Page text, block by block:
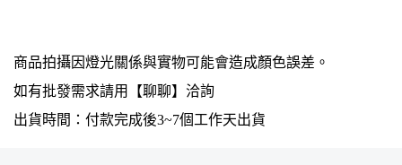
商品拍攝因燈光關係與實物可能會造成顏色誤差。
如有批發需求請用【聊聊】洽詢
出貨時間：付款完成後3~7個工作天出貨